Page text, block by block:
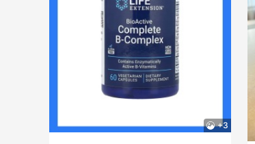
+3
adidas HK：精选正价产品
促销！入球衣、金属银跆拳
adidas HK